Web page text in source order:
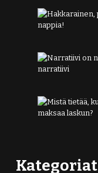
Kategoriat